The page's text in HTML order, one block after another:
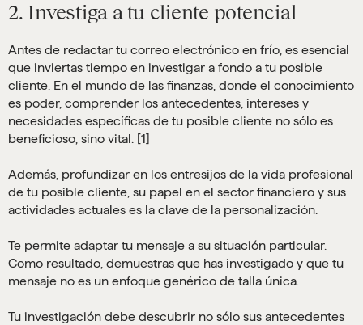
2. Investiga a tu cliente potencial
Antes de redactar tu correo electrónico en frío, es esencial
que inviertas tiempo en investigar a fondo a tu posible
cliente. En el mundo de las finanzas, donde el conocimiento
es poder, comprender los antecedentes, intereses y
necesidades específicas de tu posible cliente no sólo es
beneficioso, sino vital. [1]
Además, profundizar en los entresijos de la vida profesional
de tu posible cliente, su papel en el sector financiero y sus
actividades actuales es la clave de la personalización.
Te permite adaptar tu mensaje a su situación particular.
Como resultado, demuestras que has investigado y que tu
mensaje no es un enfoque genérico de talla única.
Tu investigación debe descubrir no sólo sus antecedentes